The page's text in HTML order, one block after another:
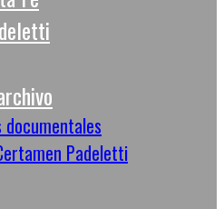
documentales
Padeletti